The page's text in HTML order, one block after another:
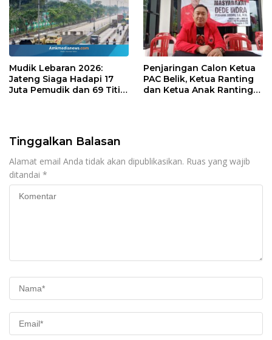
Mudik Lebaran 2026:
Jateng Siaga Hadapi 17
Juta Pemudik dan 69 Titik
Penjaringan Calon Ketua
PAC Belik, Ketua Ranting
dan Ketua Anak Ranting
Tinggalkan Balasan
Alamat email Anda tidak akan dipublikasikan. Ruas yang wajib
ditandai *